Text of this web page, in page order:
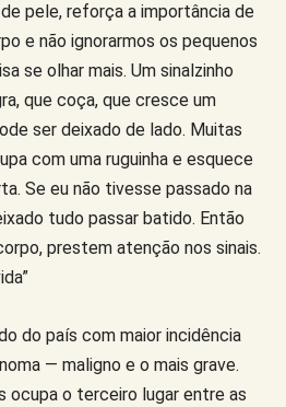
pele, reforça a importância de
e não ignorarmos os pequenos
se olhar mais. Um sinalzinho
que coça, que cresce um
ser deixado de lado. Muitas
com uma ruguinha e esquece
Se eu não tivesse passado na
tudo passar batido. Então
prestem atenção nos sinais.
do país com maior incidência
— maligno e o mais grave.
ocupa o terceiro lugar entre as